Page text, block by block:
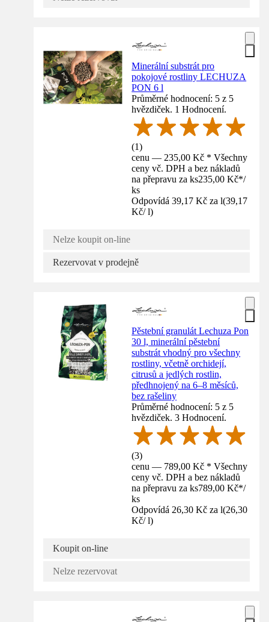
Minerální substrát pro
pokojové rostliny LECHUZA
PON 6 l
Průměrné hodnocení: 5 z 5
hvězdiček. 1 Hodnocení.
(1)
cenu — 235,00 Kč * Všechny
ceny vč. DPH a bez nákladů
na přepravu za ks235,00 Kč*/
ks
Odpovídá 39,17 Kč za l(39,17
Kč/ l)
Nelze koupit on-line
Rezervovat v prodejně
Pěstební granulát Lechuza Pon
30 l, minerální pěstební
substrát vhodný pro všechny
rostliny, včetně orchidejí,
citrusů a jedlých rostlin,
předhnojený na 6–8 měsíců,
bez rašeliny
Průměrné hodnocení: 5 z 5
hvězdiček. 3 Hodnocení.
(3)
cenu — 789,00 Kč * Všechny
ceny vč. DPH a bez nákladů
na přepravu za ks789,00 Kč*/
ks
Odpovídá 26,30 Kč za l(26,30
Kč/ l)
Koupit on-line
Nelze rezervovat